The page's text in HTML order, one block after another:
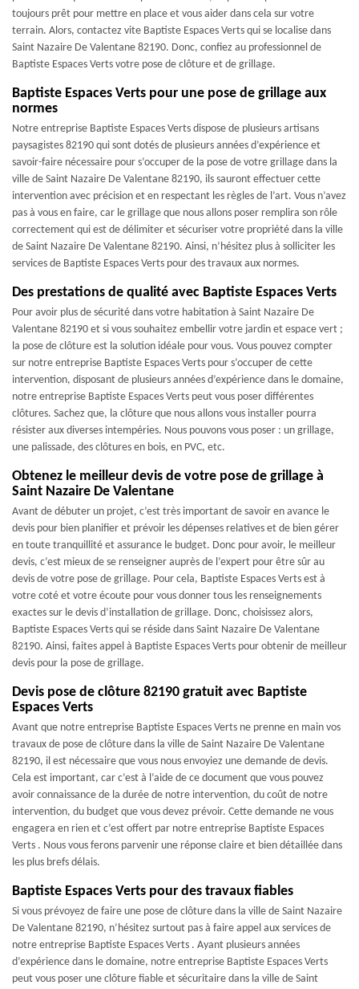
toujours prêt pour mettre en place et vous aider dans cela sur votre
terrain. Alors, contactez vite Baptiste Espaces Verts qui se localise dans
Saint Nazaire De Valentane 82190. Donc, confiez au professionnel de
Baptiste Espaces Verts votre pose de clôture et de grillage.
Baptiste Espaces Verts pour une pose de grillage aux
normes
Notre entreprise Baptiste Espaces Verts dispose de plusieurs artisans
paysagistes 82190 qui sont dotés de plusieurs années d’expérience et
savoir-faire nécessaire pour s’occuper de la pose de votre grillage dans la
ville de Saint Nazaire De Valentane 82190, ils sauront effectuer cette
intervention avec précision et en respectant les règles de l’art. Vous n’avez
pas à vous en faire, car le grillage que nous allons poser remplira son rôle
correctement qui est de délimiter et sécuriser votre propriété dans la ville
de Saint Nazaire De Valentane 82190. Ainsi, n’hésitez plus à solliciter les
services de Baptiste Espaces Verts pour des travaux aux normes.
Des prestations de qualité avec Baptiste Espaces Verts
Pour avoir plus de sécurité dans votre habitation à Saint Nazaire De
Valentane 82190 et si vous souhaitez embellir votre jardin et espace vert ;
la pose de clôture est la solution idéale pour vous. Vous pouvez compter
sur notre entreprise Baptiste Espaces Verts pour s’occuper de cette
intervention, disposant de plusieurs années d’expérience dans le domaine,
notre entreprise Baptiste Espaces Verts peut vous poser différentes
clôtures. Sachez que, la clôture que nous allons vous installer pourra
résister aux diverses intempéries. Nous pouvons vous poser : un grillage,
une palissade, des clôtures en bois, en PVC, etc.
Obtenez le meilleur devis de votre pose de grillage à
Saint Nazaire De Valentane
Avant de débuter un projet, c’est très important de savoir en avance le
devis pour bien planifier et prévoir les dépenses relatives et de bien gérer
en toute tranquillité et assurance le budget. Donc pour avoir, le meilleur
devis, c’est mieux de se renseigner auprès de l’expert pour être sûr au
devis de votre pose de grillage. Pour cela, Baptiste Espaces Verts est à
votre coté et votre écoute pour vous donner tous les renseignements
exactes sur le devis d’installation de grillage. Donc, choisissez alors,
Baptiste Espaces Verts qui se réside dans Saint Nazaire De Valentane
82190. Ainsi, faites appel à Baptiste Espaces Verts pour obtenir de meilleur
devis pour la pose de grillage.
Devis pose de clôture 82190 gratuit avec Baptiste
Espaces Verts
Avant que notre entreprise Baptiste Espaces Verts ne prenne en main vos
travaux de pose de clôture dans la ville de Saint Nazaire De Valentane
82190, il est nécessaire que vous nous envoyiez une demande de devis.
Cela est important, car c’est à l’aide de ce document que vous pouvez
avoir connaissance de la durée de notre intervention, du coût de notre
intervention, du budget que vous devez prévoir. Cette demande ne vous
engagera en rien et c’est offert par notre entreprise Baptiste Espaces
Verts . Nous vous ferons parvenir une réponse claire et bien détaillée dans
les plus brefs délais.
Baptiste Espaces Verts pour des travaux fiables
Si vous prévoyez de faire une pose de clôture dans la ville de Saint Nazaire
De Valentane 82190, n’hésitez surtout pas à faire appel aux services de
notre entreprise Baptiste Espaces Verts . Ayant plusieurs années
d’expérience dans le domaine, notre entreprise Baptiste Espaces Verts
peut vous poser une clôture fiable et sécuritaire dans la ville de Saint